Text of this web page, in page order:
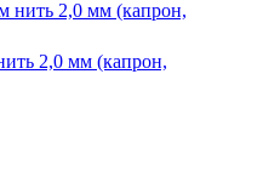
2,0 мм (капрон,